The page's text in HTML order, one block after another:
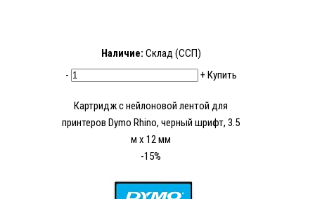
Наличие: Склад (ССП)
-
+Купить
Картридж c нейлоновой лентой для
принтеров Dymo Rhino, черный шрифт, 3.5
м х 12 мм
-15%